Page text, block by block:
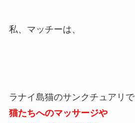
私、マッチーは、
ラナイ島猫のサンクチュアリで
猫たちへのマッサージや